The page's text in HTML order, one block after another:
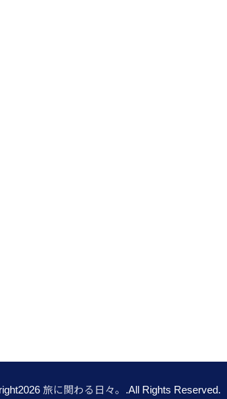
旅に関わる日々。 .All Rights Reserved.